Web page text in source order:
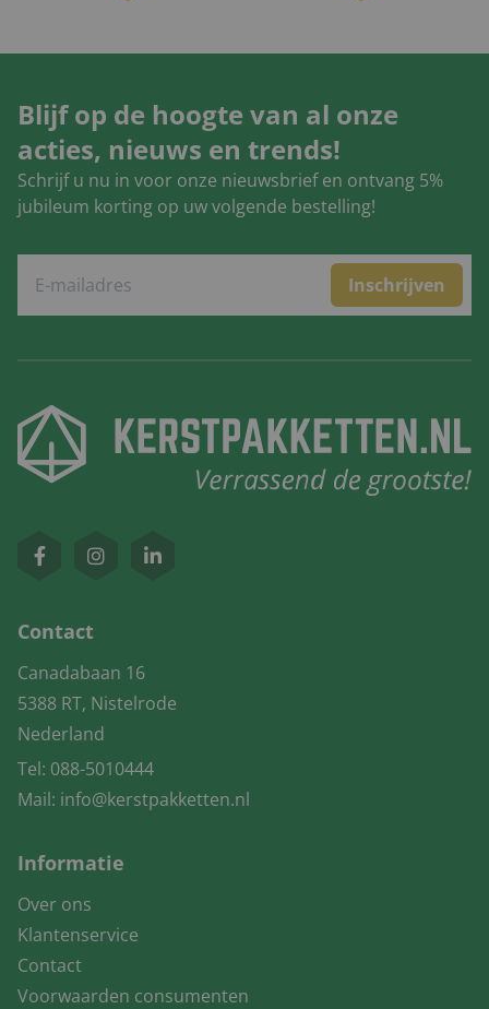
Blijf op de hoogte van al onze
acties, nieuws en trends!
Schrijf u nu in voor onze nieuwsbrief en ontvang 5%
jubileum korting op uw volgende bestelling!
Inschrijven
Contact
Canadabaan 16
5388 RT, Nistelrode
Nederland
Tel: 088-5010444
Mail: info@kerstpakketten.nl
Informatie
Over ons
Klantenservice
Contact
Voorwaarden consumenten